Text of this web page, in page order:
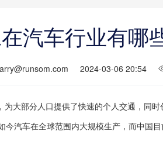
汽车行业有哪
2024-03-06 20:54
大部分人口提供了快速的个人交通，同时
汽车在全球范围内大规模生产，而中国